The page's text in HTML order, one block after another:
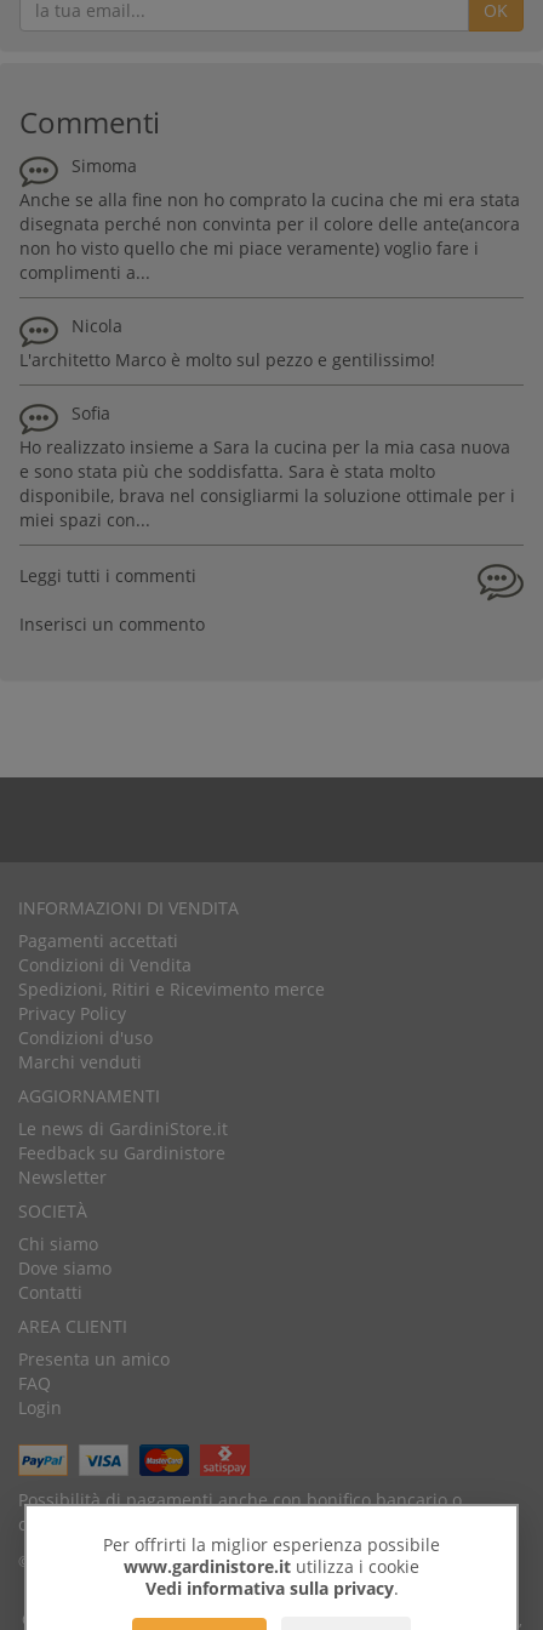
Per offrirti la miglior esperienza possibile
www.gardinistore.it utilizza i cookie
Vedi informativa sulla privacy.
OK
Commenti
Simoma
Anche se alla fine non ho comprato la cucina che mi era stata
disegnata perché non convinta per il colore delle ante(ancora
non ho visto quello che mi piace veramente) voglio fare i
complimenti a...
Nicola
L'architetto Marco è molto sul pezzo e gentilissimo!
Sofia
Ho realizzato insieme a Sara la cucina per la mia casa nuova
e sono stata più che soddisfatta. Sara è stata molto
disponibile, brava nel consigliarmi la soluzione ottimale per i
miei spazi con...
Leggi tutti i commenti
Inserisci un commento
INFORMAZIONI DI VENDITA
Pagamenti accettati
Condizioni di Vendita
Spedizioni, Ritiri e Ricevimento merce
Privacy Policy
Condizioni d'uso
Marchi venduti
AGGIORNAMENTI
Le news di GardiniStore.it
Feedback su Gardinistore
Newsletter
SOCIETÀ
Chi siamo
Dove siamo
Contatti
AREA CLIENTI
Presenta un amico
FAQ
Login
Possibilità di pagamenti anche con bonifico bancario o
contrassegno.
© Copyright 2026 by GardiniStore.
GARDINISTORE è un marchio diGardini per arredare
s.r.l. | Via Savignano,